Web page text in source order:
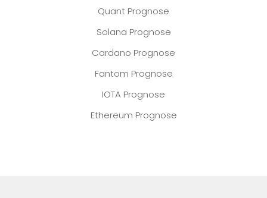
Quant Prognose
Solana Prognose
Cardano Prognose
Fantom Prognose
IOTA Prognose
Ethereum Prognose